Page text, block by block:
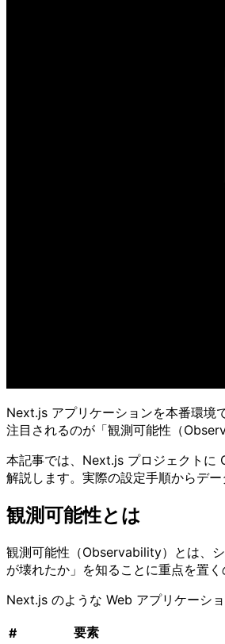
Next.js アプリケーションを本番環境
注目されるのが「観測可能性（
本記事では、Next.js プロジェクトに
解説します。実際の設定手順からデ
観測可能性とは
観測可能性（Observability）とは、
が壊れたか」を知ることに重点を置
Next.js のような Web アプリケーシ
# 要素